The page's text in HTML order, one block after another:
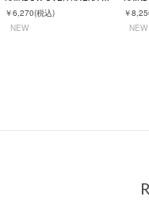
￥6,270(税込)
NEW
￥
NEW